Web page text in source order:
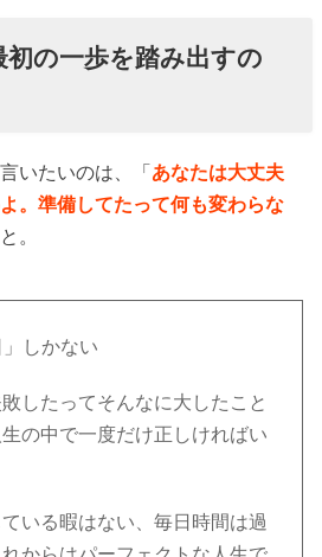
初の一歩を踏み出すの
いたいのは、「 あなたは大丈夫
。準備してたって何も変わらな
。
しかない
したってそんなに大したこと
の中で一度だけ正しければい
いる暇はない、毎日時間は過